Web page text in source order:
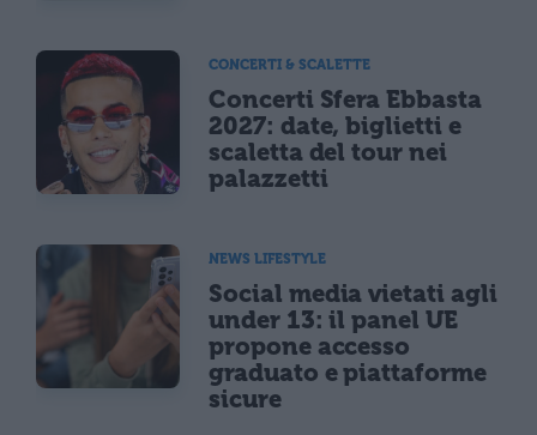
CONCERTI & SCALETTE
Concerti Sfera Ebbasta
2027: date, biglietti e
scaletta del tour nei
palazzetti
NEWS LIFESTYLE
Social media vietati agli
under 13: il panel UE
propone accesso
graduato e piattaforme
sicure